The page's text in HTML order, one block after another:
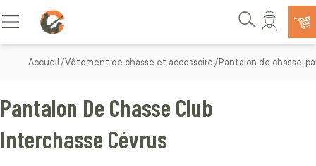
Allez au contenu
Basculer la navigation
Rechercher
Accueil Vêtement de chasse et accessoire Pantalon de chasse,
Pantalon De Chasse Club
Interchasse Cévrus